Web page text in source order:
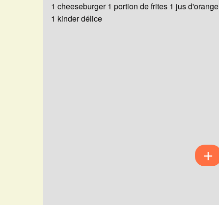
1 cheeseburger 1 portion de frites 1 jus d'orange
1 kinder délice